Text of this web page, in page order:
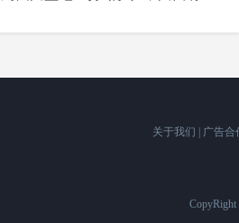
关于我们 广告